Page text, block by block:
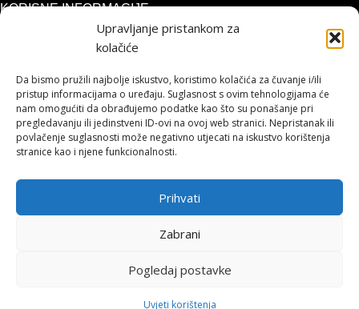
Upravljanje pristankom za
kolačiće
Da bismo pružili najbolje iskustvo, koristimo kolačića za čuvanje i/ili
pristup informacijama o uređaju. Suglasnost s ovim tehnologijama će
nam omogućiti da obrađujemo podatke kao što su ponašanje pri
pregledavanju ili jedinstveni ID-ovi na ovoj web stranici. Nepristanak ili
povlačenje suglasnosti može negativno utjecati na iskustvo korištenja
stranice kao i njene funkcionalnosti.
Prihvati
Zabrani
Pogledaj postavke
Uvjeti korištenja
KORISNE INFORMACIJE
Zaštita osobnih podataka
Pohvale i prigovori
Platforma za online rješavanje sporova
STRANICE
Shimano servisni centar
Kontakt
HOHNJEC SPORT 2021 IZRADALUMEN TRŽIŠNE KOMUNIKACIJE.